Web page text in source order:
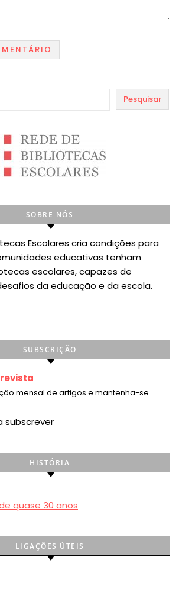
Pesquisar
SOBRE NÓS
Escolares cria condições para
educativas tenham
escolares, capazes de
da educação e da escola.
SUBSCRIÇÃO
revista
mensal de artigos e mantenha-se
subscrever
HISTÓRIA
quase 30 anos
LIGAÇÕES ÚTEIS